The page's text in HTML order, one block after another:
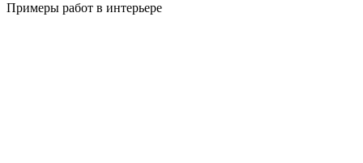
Примеры работ в интерьере